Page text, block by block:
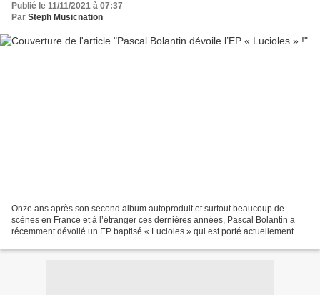
Publié le 11/11/2021 à 07:37
Par Steph Musicnation
Onze ans après son second album autoproduit et surtout beaucoup de
scènes en France et à l’étranger ces dernières années, Pascal Bolantin a
récemment dévoilé un EP baptisé « Lucioles » qui est porté actuellement par